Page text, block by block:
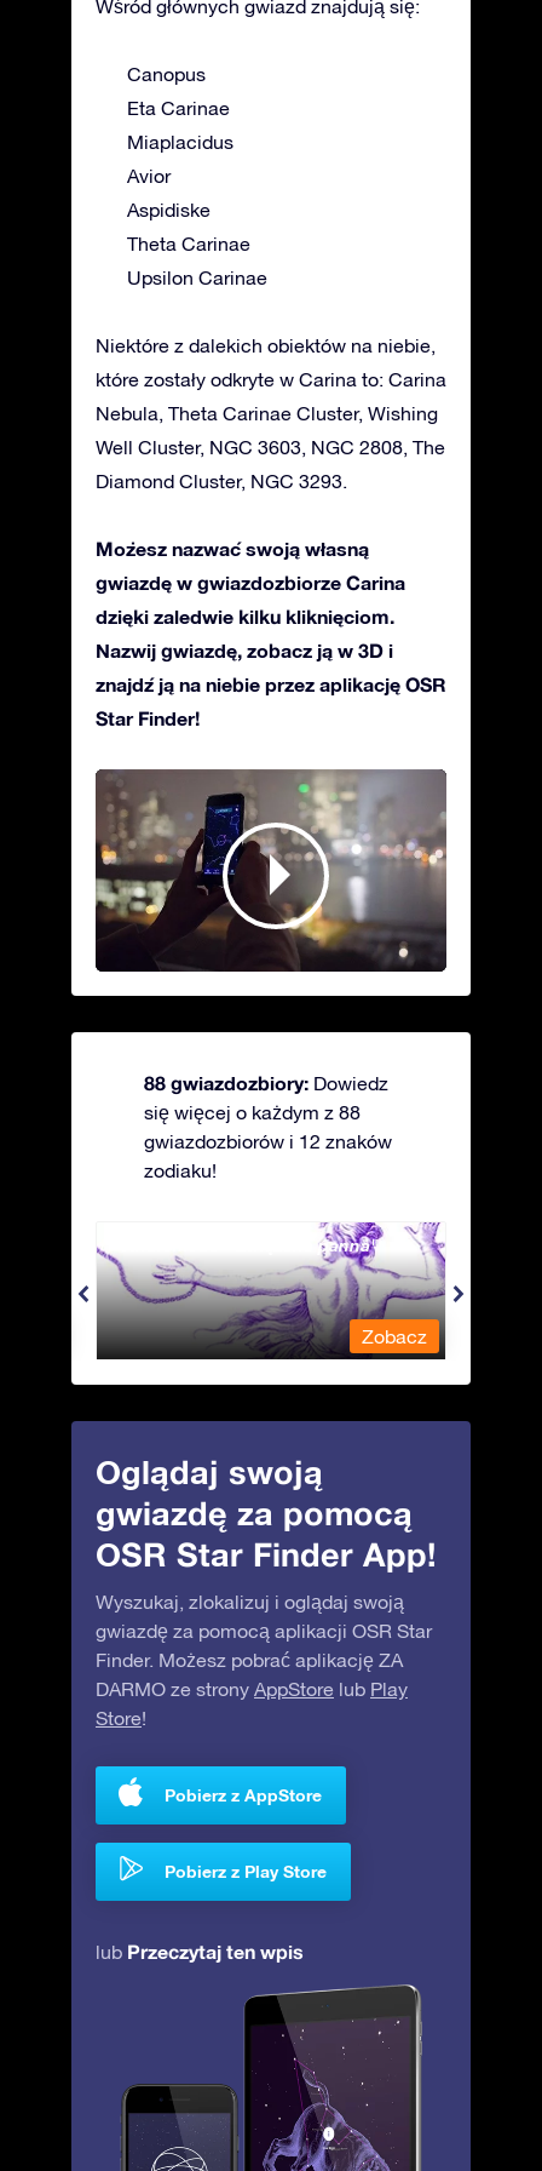
Wśród głównych gwiazd znajdują się:
Canopus
Eta Carinae
Miaplacidus
Avior
Aspidiske
Theta Carinae
Upsilon Carinae
Niektóre z dalekich obiektów na niebie,
które zostały odkryte w Carina to: Carina
Nebula, Theta Carinae Cluster, Wishing
Well Cluster, NGC 3603, NGC 2808, The
Diamond Cluster, NGC 3293.
Możesz nazwać swoją własną
gwiazdę w gwiazdozbiorze Carina
dzięki zaledwie kilku kliknięciom.
Nazwij gwiazdę, zobacz ją w 3D i
znajdź ją na niebie przez aplikację OSR
Star Finder!
88 gwiazdozbiory: Dowiedz
się więcej o każdym z 88
gwiazdozbiorów i 12 znaków
zodiaku!
Andromeda - Związana panna
Zobacz
Oglądaj swoją
gwiazdę za pomocą
OSR Star Finder App!
Wyszukaj, zlokalizuj i oglądaj swoją
gwiazdę za pomocą aplikacji OSR Star
Finder. Możesz pobrać aplikację ZA
DARMO ze strony AppStore lub Play
Store!
Pobierz z AppStore
Pobierz z Play Store
lub Przeczytaj ten wpis